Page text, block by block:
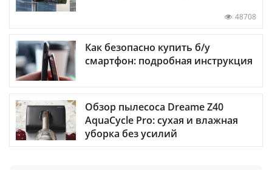
48708
Как безопасно купить б/у
смартфон: подробная инструкция
Обзор пылесоса Dreame Z40
AquaCycle Pro: сухая и влажная
уборка без усилий